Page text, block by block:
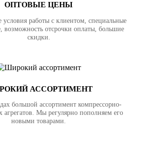
ОПТОВЫЕ ЦЕНЫ
работы с клиентом, специальные
возможность отсрочки оплаты, большие
скидки.
АССОРТИМЕНТ
большой ассортимент компрессорно-
агрегатов. Мы регулярно пополняем его
новыми товарами.